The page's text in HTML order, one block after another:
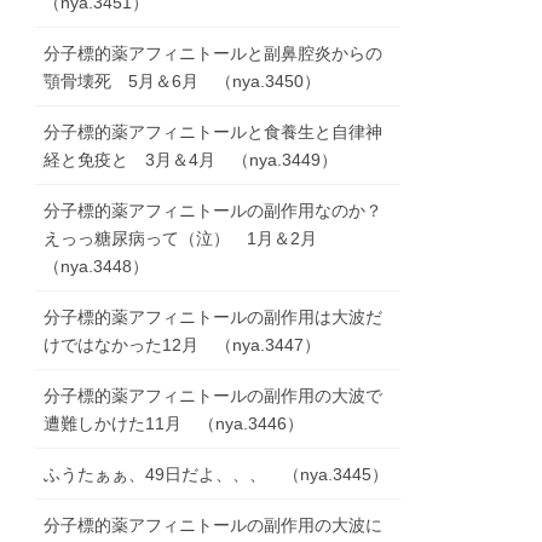
分子標的薬アフィニトールと副鼻腔炎からの
顎骨壊死 5月＆6月 （nya.3450）
分子標的薬アフィニトールと食養生と自律神
経と免疫と 3月＆4月 （nya.3449）
分子標的薬アフィニトールの副作用なのか？
えっっ糖尿病って（泣） 1月＆2月
（nya.3448）
分子標的薬アフィニトールの副作用は大波だ
けではなかった12月 （nya.3447）
分子標的薬アフィニトールの副作用の大波で
遭難しかけた11月 （nya.3446）
ふうたぁぁ、49日だよ、、、 （nya.3445）
分子標的薬アフィニトールの副作用の大波に